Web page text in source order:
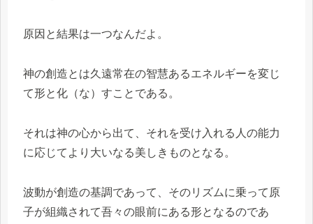
原因と結果は一つなんだよ。
神の創造とは久遠常在の智慧あるエネルギーを変じ
て形と化（な）すことである。
それは神の心から出て、それを受け入れる人の能力
に応じてより大いなる美しきものとなる。
波動が創造の基調であって、そのリズムに乗って原
子が組織されて吾々の眼前にある形となるのであ